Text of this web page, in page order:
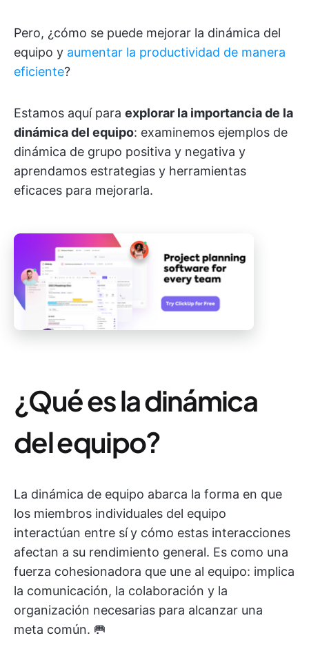
Pero, ¿cómo se puede mejorar la dinámica del
equipo y aumentar la productividad de manera
eficiente?
Estamos aquí para explorar la importancia de la
dinámica del equipo: examinemos ejemplos de
dinámica de grupo positiva y negativa y
aprendamos estrategias y herramientas
eficaces para mejorarla.
¿Qué es la dinámica
del equipo?
La dinámica de equipo abarca la forma en que
los miembros individuales del equipo
interactúan entre síy cómo estas interacciones
afectan a su rendimiento general. Es como una
fuerza cohesionadora que une al equipo: implica
la comunicación, la colaboración y la
organización necesarias para alcanzar una
meta común. 🥅